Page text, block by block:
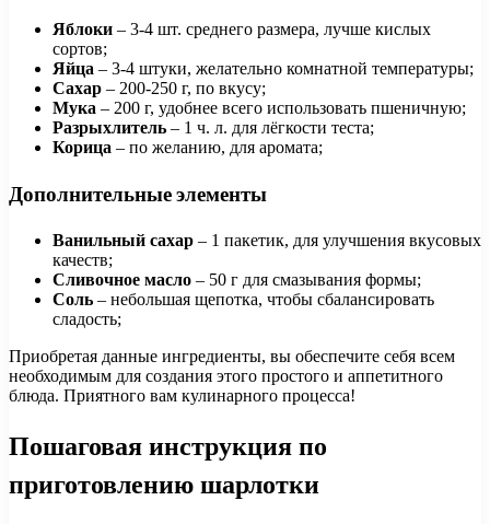
Яблоки – 3-4 шт. среднего размера, лучше кислых
сортов;
Яйца – 3-4 штуки, желательно комнатной температуры;
Сахар – 200-250 г, по вкусу;
Мука – 200 г, удобнее всего использовать пшеничную;
Разрыхлитель – 1 ч. л. для лёгкости теста;
Корица – по желанию, для аромата;
Дополнительные элементы
Ванильный сахар – 1 пакетик, для улучшения вкусовых
качеств;
Сливочное масло – 50 г для смазывания формы;
Соль – небольшая щепотка, чтобы сбалансировать
сладость;
Приобретая данные ингредиенты, вы обеспечите себя всем
необходимым для создания этого простого и аппетитного
блюда. Приятного вам кулинарного процесса!
Пошаговая инструкция по
приготовлению шарлотки